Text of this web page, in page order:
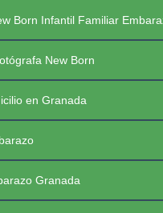
al
contenido
Born Infantil Familiar
New Born
en Granada
Granada
PREGUNTAS